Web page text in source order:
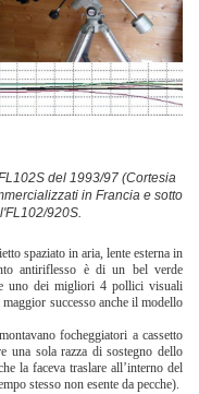
del 1993/97 (Cortesia
in Francia e sotto
920S.
spaziato in aria, lente esterna in
antiriflesso è di un bel verde
uno dei migliori 4 pollici visuali
successo anche il modello
focheggiatori a cassetto
una sola razza di sostegno dello
la faceva traslare all’interno del
stesso non esente da pecche).